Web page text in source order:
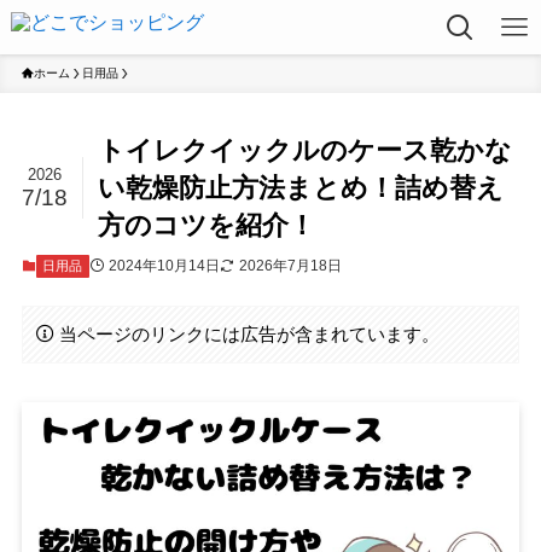
ホーム 日用品
トイレクイックルのケース乾かな
い乾燥防止方法まとめ！詰め替え
方のコツを紹介！
2026
7/18
日用品 2024年10月14日 2026年7月18日
当ページのリンクには広告が含まれています。